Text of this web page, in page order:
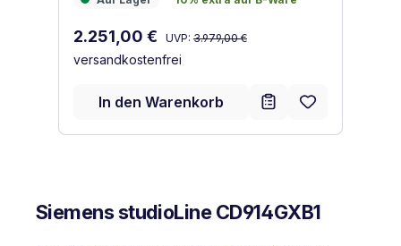
Verkaufspreis:
2.251,00 € Regulärer Preis:
UVP: 3.979,00 €
versandkostenfrei
In den Warenkorb
Siemens studioLine CD914GXB1